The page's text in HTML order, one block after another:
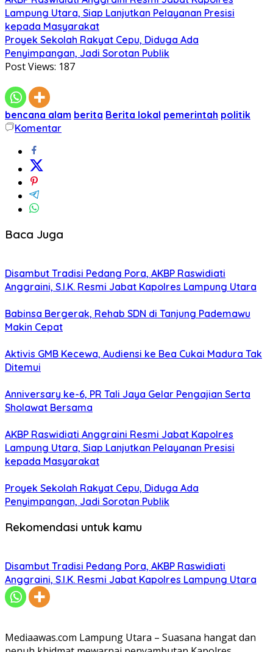
Lampung Utara, Siap Lanjutkan Pelayanan Presisi
kepada Masyarakat
Proyek Sekolah Rakyat Cepu, Diduga Ada
Penyimpangan, Jadi Sorotan Publik
Post Views: 187
bencana alam berita Berita lokal pemerintah politik
Komentar
Baca Juga
Disambut Tradisi Pedang Pora, AKBP Raswidiati
Anggraini, S.I.K. Resmi Jabat Kapolres Lampung Utara
Babinsa Bergerak, Rehab SDN di Tanjung Pademawu
Makin Cepat
Aktivis GMB Kecewa, Audiensi ke Bea Cukai Madura Tak
Ditemui
Anniversary ke-6, PR Tali Jaya Gelar Pengajian Serta
Sholawat Bersama
AKBP Raswidiati Anggraini Resmi Jabat Kapolres
Lampung Utara, Siap Lanjutkan Pelayanan Presisi
kepada Masyarakat
Proyek Sekolah Rakyat Cepu, Diduga Ada
Penyimpangan, Jadi Sorotan Publik
Rekomendasi untuk kamu
Disambut Tradisi Pedang Pora, AKBP Raswidiati
Anggraini, S.I.K. Resmi Jabat Kapolres Lampung Utara
Mediaawas.com Lampung Utara – Suasana hangat dan